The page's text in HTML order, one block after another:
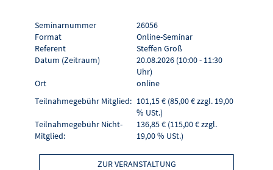
Seminarnummer
26056
Format
Online-Seminar
Referent
Steffen Groß
Datum (Zeitraum)
20.08.2026 (10:00 - 11:30
Uhr)
Ort
online
Teilnahmegebühr Mitglied: 101,15 € (85,00 € zzgl. 19,00
% USt.)
Teilnahmegebühr Nicht-
Mitglied:
136,85 € (115,00 € zzgl.
19,00 % USt.)
ZUR VERANSTALTUNG